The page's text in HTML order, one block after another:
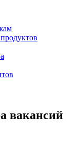
вакансий